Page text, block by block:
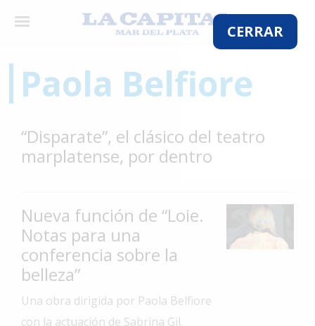
CERRAR
×
El
Mundo
Cultura
Tecnología
Gastronomía
Salud
Paola Belfiore
“Disparate”, el clásico del teatro
marplatense, por dentro
Nueva función de “Loie.
Notas para una
conferencia sobre la
belleza”
Una obra dirigida por Paola Belfiore
con la actuación de Sabrina Gil.